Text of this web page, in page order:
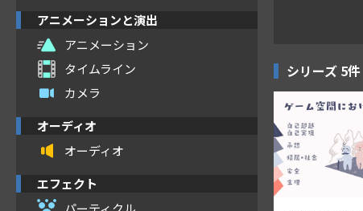
アニメーションと演出
アニメーション
タイムライン
カメラ
オーディオ
オーディオ
エフェクト
シリーズ 5件